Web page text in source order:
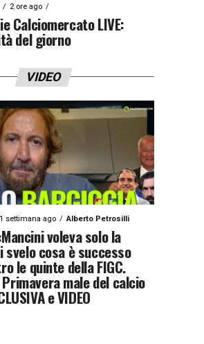
2 ore ago
Calciomercato LIVE:
del giorno
VIDEO
1 settimana ago Alberto Petrosilli
voleva solo la
svelo cosa è successo
le quinte della FIGC.
male del calcio
e VIDEO